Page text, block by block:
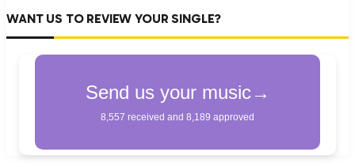
WANT US TO REVIEW YOUR SINGLE?